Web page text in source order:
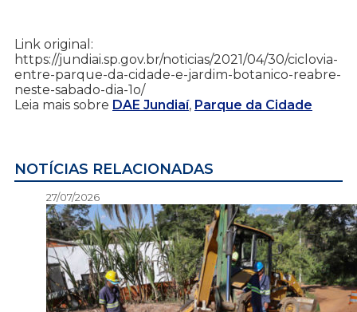
Link original:
https://jundiai.sp.gov.br/noticias/2021/04/30/ciclovia-
entre-parque-da-cidade-e-jardim-botanico-reabre-
neste-sabado-dia-1o/
Leia mais sobre DAE Jundiaí, Parque da Cidade
NOTÍCIAS RELACIONADAS
27/07/2026